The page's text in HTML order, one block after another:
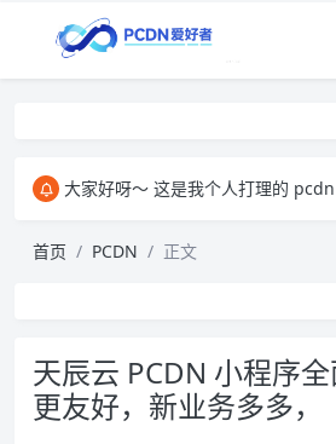
大家好呀～ 这是我个人打理的 pcdn 爱好者博客，主要用来和大家交流 pcdn 相关的心得。​ 在这里，我会分享自己玩 pcdn 的经验、实用技巧，也会
首页 PCDN 正文
天辰云 PCDN 小程序
更友好，新业务多多，